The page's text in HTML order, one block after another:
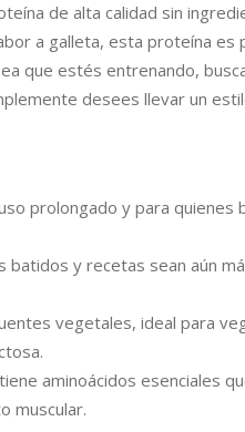
de alta calidad sin
a galleta, esta proteína es
que estés entrenando,
desees llevar un
prolongado y para quienes
batidos y recetas sean aún
vegetales, ideal para
aminoácidos esenciales
muscular.